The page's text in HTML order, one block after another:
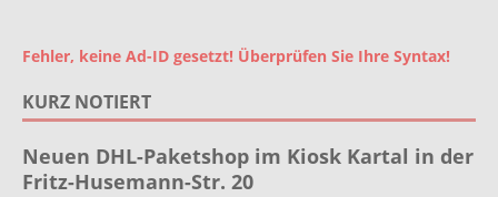
Fehler, keine Ad-ID gesetzt! Überprüfen Sie Ihre Syntax!
KURZ NOTIERT
Neuen DHL-Paketshop im Kiosk Kartal in der
Fritz-Husemann-Str. 20